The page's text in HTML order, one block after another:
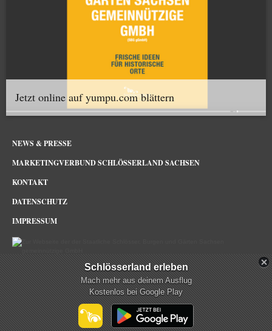
Jetzt online auf yumpu.com blättern
NEWS & PRESSE
MARKETINGVERBUND SCHLÖSSERLAND SACHSEN
KONTAKT
DATENSCHUTZ
IMPRESSUM
Schlösserland Sachsen im Netz
Schlösserland erleben
Mach mehr aus deinem Ausflug
Kostenlos bei Google Play
mehr